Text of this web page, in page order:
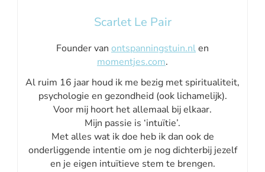
Scarlet Le Pair
Founder van ontspanningstuin.nlen
momentjes.com.
Al ruim 16 jaar houd ik me bezig met spiritualiteit,
psychologie en gezondheid (ook lichamelijk).
Voor mij hoort het allemaal bij elkaar.
Mijn passie is ‘intuïtie’.
Met alles wat ik doe heb ik dan ook de
onderliggende intentie om je nog dichterbij jezelf
en je eigen intuïtieve stem te brengen.